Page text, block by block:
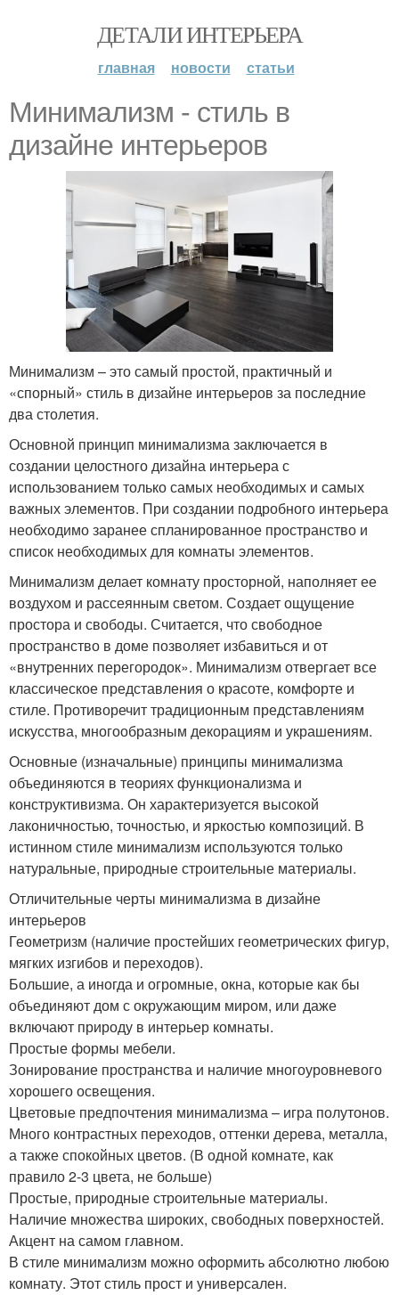
ДЕТАЛИ ИНТЕРЬЕРА
главная новости статьи
Минимализм - стиль в
дизайне интерьеров
Минимализм – это самый простой, практичный и
«спорный» стиль в дизайне интерьеров за последние
два столетия.
Основной принцип минимализма заключается в
создании целостного дизайна интерьера с
использованием только самых необходимых и самых
важных элементов. При создании подробного интерьера
необходимо заранее спланированное пространство и
список необходимых для комнаты элементов.
Минимализм делает комнату просторной, наполняет ее
воздухом и рассеянным светом. Создает ощущение
простора и свободы. Считается, что свободное
пространство в доме позволяет избавиться и от
«внутренних перегородок». Минимализм отвергает все
классическое представления о красоте, комфорте и
стиле. Противоречит традиционным представлениям
искусства, многообразным декорациям и украшениям.
Основные (изначальные) принципы минимализма
объединяются в теориях функционализма и
конструктивизма. Он характеризуется высокой
лаконичностью, точностью, и яркостью композиций. В
истинном стиле минимализм используются только
натуральные, природные строительные материалы.
Отличительные черты минимализма в дизайне
интерьеров
Геометризм (наличие простейших геометрических фигур,
мягких изгибов и переходов).
Большие, а иногда и огромные, окна, которые как бы
объединяют дом с окружающим миром, или даже
включают природу в интерьер комнаты.
Простые формы мебели.
Зонирование пространства и наличие многоуровневого
хорошего освещения.
Цветовые предпочтения минимализма – игра полутонов.
Много контрастных переходов, оттенки дерева, металла,
а также спокойных цветов. (В одной комнате, как
правило 2-3 цвета, не больше)
Простые, природные строительные материалы.
Наличие множества широких, свободных поверхностей.
Акцент на самом главном.
В стиле минимализм можно оформить абсолютно любою
комнату. Этот стиль прост и универсален.